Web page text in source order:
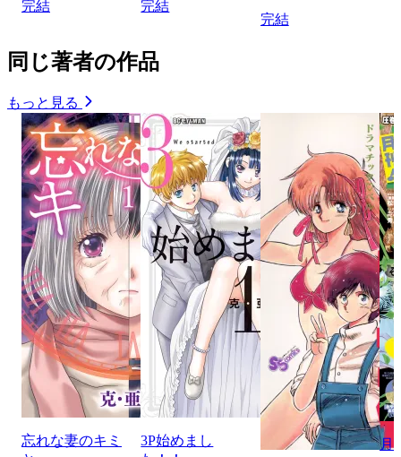
完結 完結
完結
同じ著者の作品
もっと見る
忘れな妻のキミ
3P始めまし
月